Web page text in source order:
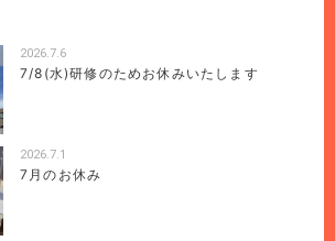
2026.7.6
7/8(水)研修のためお休みいたします
2026.7.1
7月のお休み